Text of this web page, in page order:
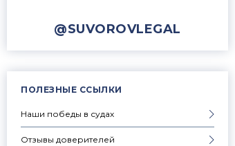
@SUVOROVLEGAL
ПОЛЕЗНЫЕ ССЫЛКИ
Наши победы в судах
Отзывы доверителей